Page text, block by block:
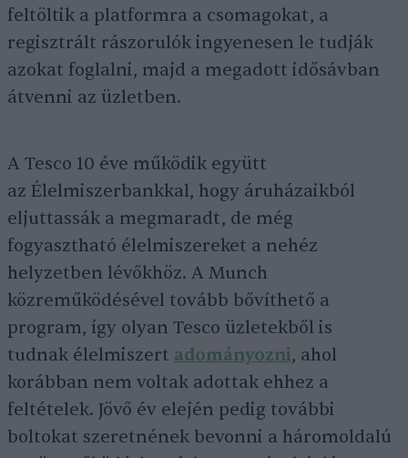
feltöltik a platformra a csomagokat, a
regisztrált rászorulók ingyenesen le tudják
azokat foglalni, majd a megadott idősávban
átvenni az üzletben.
A Tesco 10 éve működik együtt
az Élelmiszerbankkal, hogy áruházaikból
eljuttassák a megmaradt, de még
fogyasztható élelmiszereket a nehéz
helyzetben lévőkhöz. A Munch
közreműködésével tovább bővíthető a
program, így olyan Tesco üzletekből is
tudnak élelmiszert adományozni, ahol
korábban nem voltak adottak ehhez a
feltételek. Jövő év elején pedig további
boltokat szeretnének bevonni a háromoldalú